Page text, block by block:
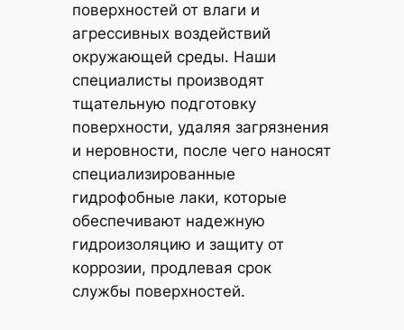
поверхностей от влаги и
агрессивных воздействий
окружающей среды. Наши
специалисты производят
тщательную подготовку
поверхности, удаляя загрязнения
и неровности, после чего наносят
специализированные
гидрофобные лаки, которые
обеспечивают надежную
гидроизоляцию и защиту от
коррозии, продлевая срок
службы поверхностей.